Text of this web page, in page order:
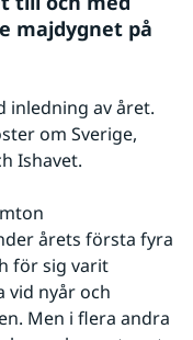
majdygnet på
inledning av året.
om Sverige,
Ishavet.
årets första fyra
för sig varit
vid nyår och
Men i flera andra